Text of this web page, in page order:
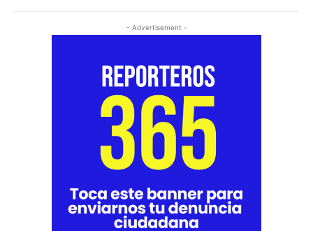
- Advertisement -